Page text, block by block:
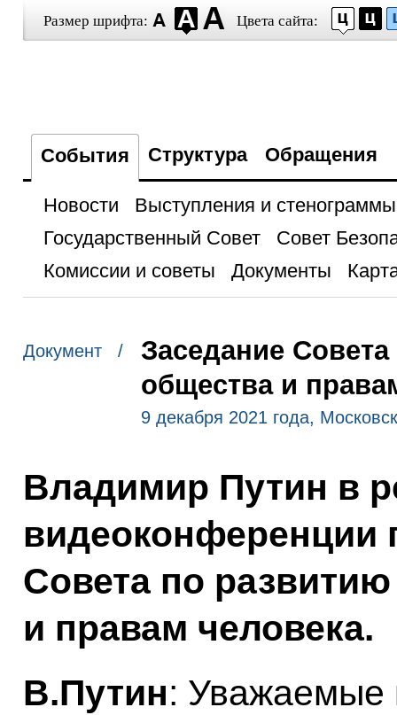
Размер шрифта: Цвета сайта:
События Структура Обращения
Новости
Выступления и стенограммы
Государственный Совет
Совет
Комиссии и советы
Документы
Документ /
Заседание
общества и
9 декабря 2021 года,
Владимир Путин в
видеоконференции
Совета по
и правам человека.
В.Путин: Уважаемые